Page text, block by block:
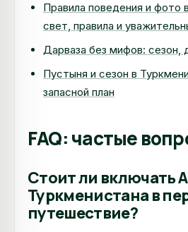
Правила поведения и фото
свет, правила и
Дарваза без мифов: сезон,
Пустыня и сезон в
запасной план
FAQ: частые
Стоит ли включать
Туркменистана в
путешествие?